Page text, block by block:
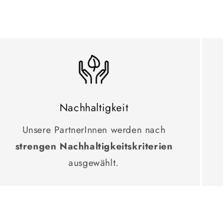
Nachhaltigkeit
Unsere PartnerInnen werden nach
strengen Nachhaltigkeitskriterien
ausgewählt.